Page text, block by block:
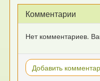
Комментарии
Нет комментариев.
Добавить